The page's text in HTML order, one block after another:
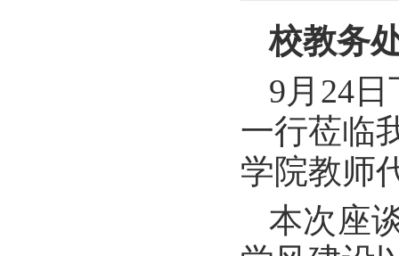
校教务
9月24
一行莅临
学院教师
本次座